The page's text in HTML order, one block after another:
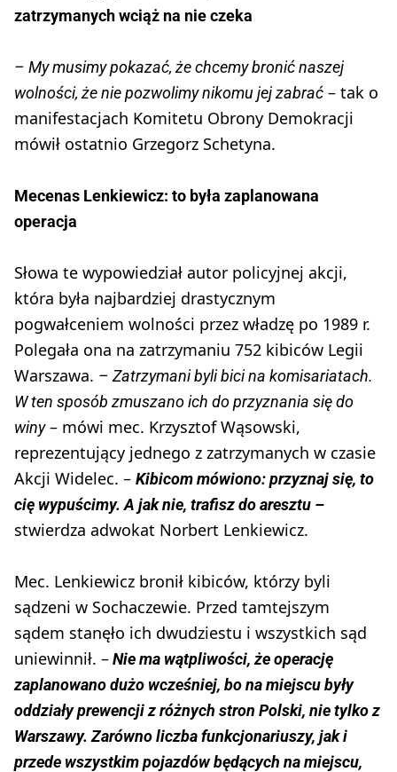
zatrzymanych wciąż na nie czeka
– My musimy pokazać, że chcemy bronić naszej
wolności, że nie pozwolimy nikomu jej zabrać – tak o
manifestacjach Komitetu Obrony Demokracji
mówił ostatnio Grzegorz Schetyna.
Mecenas Lenkiewicz: to była zaplanowana
operacja
Słowa te wypowiedział autor policyjnej akcji,
która była najbardziej drastycznym
pogwałceniem wolności przez władzę po 1989 r.
Polegała ona na zatrzymaniu 752 kibiców Legii
Warszawa. – Zatrzymani byli bici na komisariatach.
W ten sposób zmuszano ich do przyznania się do
winy– mówi mec. Krzysztof Wąsowski,
reprezentujący jednego z zatrzymanych w czasie
Akcji Widelec. – Kibicom mówiono: przyznaj się, to
cię wypuścimy. A jak nie, trafisz do aresztu –
stwierdza adwokat Norbert Lenkiewicz.
Mec. Lenkiewicz bronił kibiców, którzy byli
sądzeni w Sochaczewie. Przed tamtejszym
sądem stanęło ich dwudziestu i wszystkich sąd
uniewinnił. –Nie ma wątpliwości, że operację
zaplanowano dużo wcześniej, bo na miejscu były
oddziały prewencji z różnych stron Polski, nie tylko z
Warszawy. Zarówno liczba funkcjonariuszy, jak i
przede wszystkim pojazdów będących na miejscu,